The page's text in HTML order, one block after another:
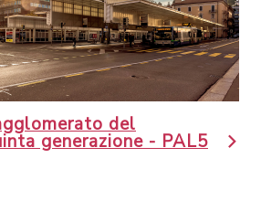
del
generazione - PAL5